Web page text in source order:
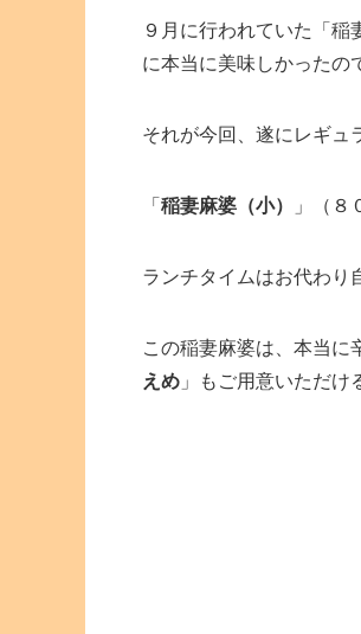
９月に行われていた「
に本当に美味しかったの
それが今回、遂にレギュ
「 稲妻麻婆（小） 」（８
ランチタイムはお代わり
この稲妻麻婆は、本当に
えめ 」もご用意いただ